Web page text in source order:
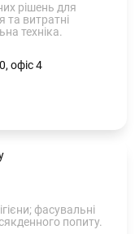
рішень для
та витратні
техніка.
офіс 4
фасувальні
попиту.